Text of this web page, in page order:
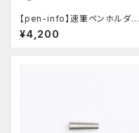
【pen-info】速筆ペンホルダー
A5スナップパッド590&Co.別注
色 (ベージュ)
¥4,200